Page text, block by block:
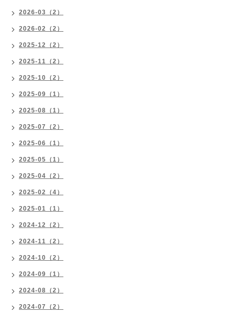
2026-03（2）
2026-02（2）
2025-12（2）
2025-11（2）
2025-10（2）
2025-09（1）
2025-08（1）
2025-07（2）
2025-06（1）
2025-05（1）
2025-04（2）
2025-02（4）
2025-01（1）
2024-12（2）
2024-11（2）
2024-10（2）
2024-09（1）
2024-08（2）
2024-07（2）